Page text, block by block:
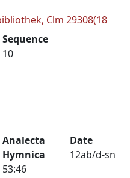
Clm 29308(18
Sequence
10
Analecta
Hymnica
53:46
Date
12ab/d-sn